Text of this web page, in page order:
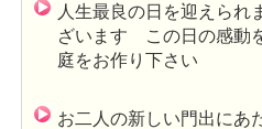
人生最良の日を迎えられ
ざいます この日の感動
庭をお作り下さい
お二人の新しい門出にあ